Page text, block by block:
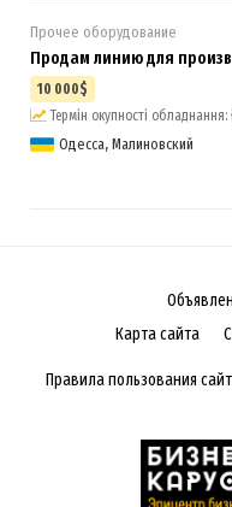
Прочее оборудование
Продам линию для
10 000$
Термін окупності обладнання:
Одесса, Малиновский
Карта сайта
Правила пользования